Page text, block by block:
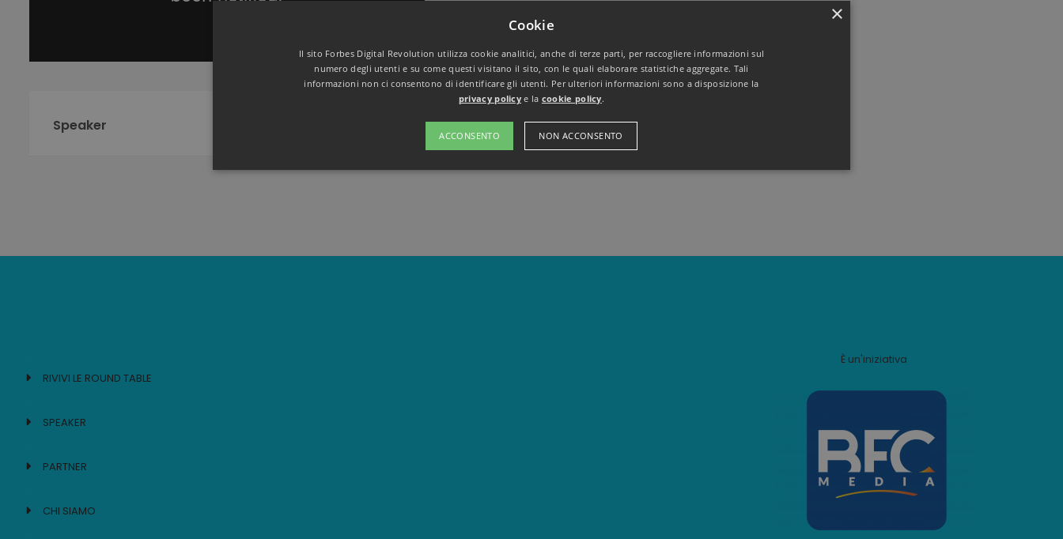
Speaker
RIVIVI LE ROUND TABLE
SPEAKER
PARTNER
CHI SIAMO
È un'iniziativa
Cookie
Il sito Forbes Digital Revolution utilizza cookie analitici, anche di terze parti, per raccogliere informazioni sul
numero degli utenti e su come questi visitano il sito, con le quali elaborare statistiche aggregate. Tali
informazioni non ci consentono di identificare gli utenti. Per ulteriori informazioni sono a disposizione la
privacy policy e la cookie policy.
ACCONSENTO NON ACCONSENTO
×